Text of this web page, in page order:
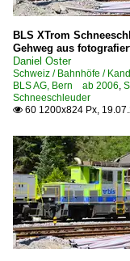
Interlaken
Kandersteg
Kerzers
Luzern
Olten
Thun
BLS | mit
BLS
BLS XTrom
Gehweg aus
Daniel Oster
Schweiz / Bahnhöfe /
BLS AG, Bern ab 2006,
Schneeschleuder
 60 1200x824 Px,